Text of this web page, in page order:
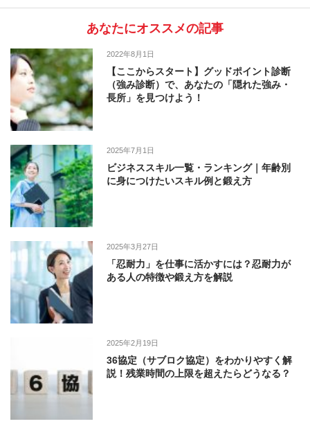
あなたにオススメの記事
2022年8月1日
【ここからスタート】グッドポイント診断
（強み診断）で、あなたの「隠れた強み・
長所」を見つけよう！
2025年7月1日
ビジネススキル一覧・ランキング｜年齢別
に身につけたいスキル例と鍛え方
2025年3月27日
「忍耐力」を仕事に活かすには？忍耐力が
ある人の特徴や鍛え方を解説
2025年2月19日
36協定（サブロク協定）をわかりやすく解
説！残業時間の上限を超えたらどうなる？